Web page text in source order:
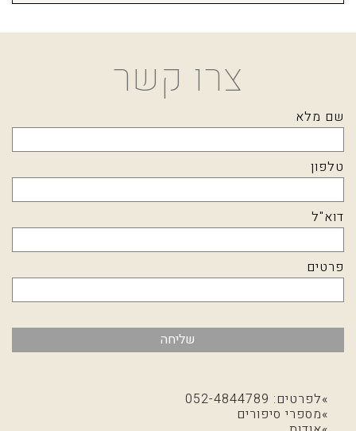
צרו קשר
שם מלא
טלפון
דוא"ל
פרטים
שליחה
לפרטים: 052-4844789
מספרי סיפורים